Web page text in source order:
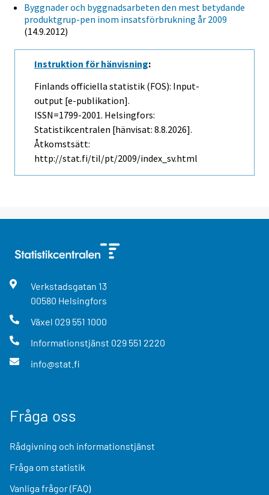
Byggnader och byggnadsarbeten den mest betydande
produktgrup-pen inom insatsförbrukning år 2009
(14.9.2012)
Instruktion för hänvisning:
Finlands officiella statistik (FOS): Input-
output [e-publikation].
ISSN=1799-2001. Helsingfors:
Statistikcentralen [hänvisat: 8.8.2026].
Åtkomstsätt:
http://stat.fi/til/pt/2009/index_sv.html
Verkstadsgatan 13
00580 Helsingfors
Växel 029 551 1000
Informationstjänst 029 551 2220
info@stat.fi
Fråga oss
Rådgivning och informationstjänst
Fråga om statistik
Vanliga frågor (FAQ)